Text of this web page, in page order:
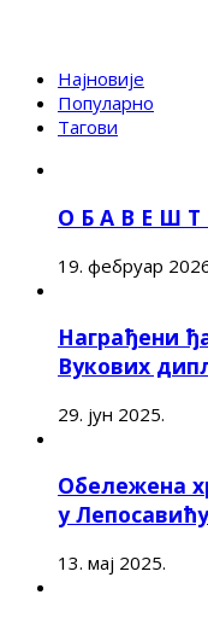
Најновије
Популарно
Тагови
О Б А В Е Ш Т
19. фебруар
Награђени
Вукових
29. јун 2025.
Обележена
у Лепосавићу
13. мај 2025.